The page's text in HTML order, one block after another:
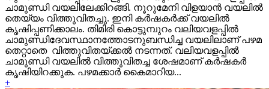
ചാമുണ്ഡി വയലിലേക്കിറങ്ങി. നൂറുമേനി വിളയാന്‍ വയലില്‍
തെയ്യം വിത്തുവിതച്ചു. ഇനി കര്‍ഷകര്‍ക്ക് വയലില്‍
കൃഷിപ്പണിക്കാലം. തിമിരി കൊട്ടുമ്പുറം വലിയവളപ്പില്‍
ചാമുണ്ഡിദേവസ്ഥാനത്തോടനുബന്ധിച്ച വയലിലാണ് പഴമ
തെറ്റാതെ വിത്തുവിതയ്ക്കല്‍ നടന്നത്. വലിയവളപ്പില്‍
ചാമുണ്ഡി വയലില്‍ വിത്തുവിതച്ച ശേഷമാണ് കര്‍ഷകര്‍
കൃഷിയിറക്കുക. പഴമക്കാര്‍ കൈമാറിയ...
+